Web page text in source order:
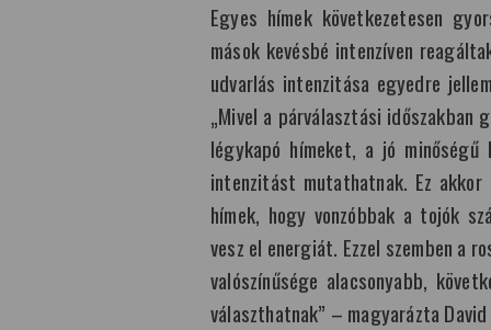
Egyes hímek következetesen
mások kevésbé intenzíven
udvarlás intenzitása egyedre
„Mivel a párválasztási
légykapó hímeket, a jó minőségű
intenzitást mutathatnak. Ez
hímek, hogy vonzóbbak a tojók
vesz el energiát. Ezzel szemben a
valószínűsége alacsonyabb,
választhatnak” – magyarázta